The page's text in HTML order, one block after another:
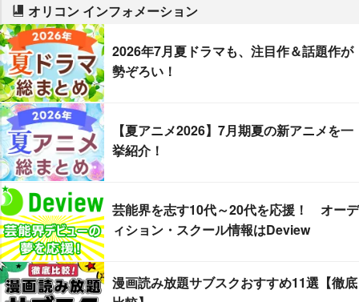
オリコン インフォメーション
2026年7月夏ドラマも、注目作＆話題作が
勢ぞろい！
【夏アニメ2026】7月期夏の新アニメを一
挙紹介！
芸能界を志す10代～20代を応援！ オーデ
ィション・スクール情報はDeview
漫画読み放題サブスクおすすめ11選【徹底